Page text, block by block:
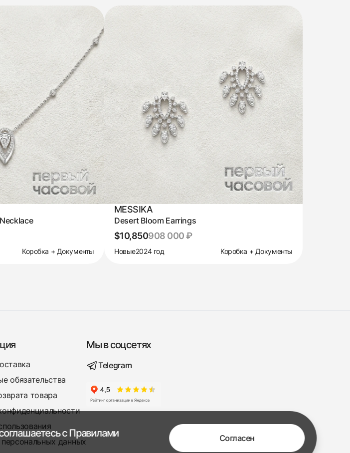
Коробка + Документы
MESSIKA
Desert Bloom Earrings
$10,850908 000 ₽
Новые2024 год Коробка + Документы
обязательства
товара
данных
Мы в соцсетях
Telegram
сПравилами
Согласен